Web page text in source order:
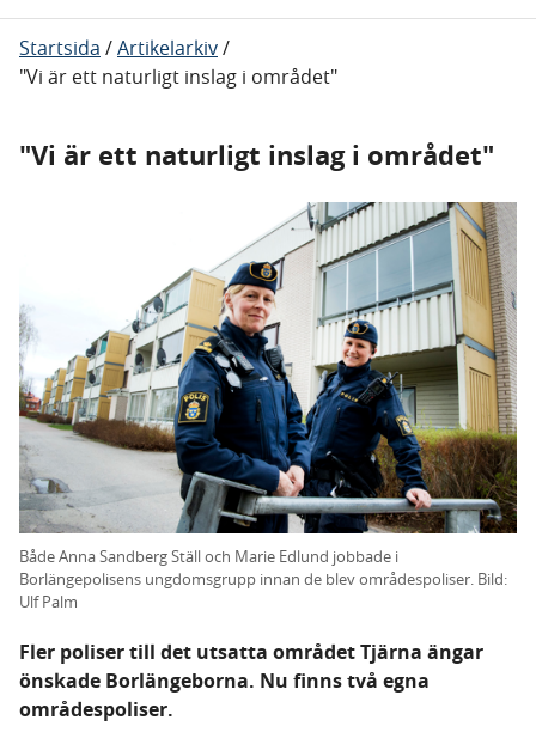
Startsida /Artikelarkiv/
"Vi är ett naturligt inslag i området"
"Vi är ett naturligt inslag i området"
Både Anna Sandberg Ställ och Marie Edlund jobbade i
Borlängepolisens ungdomsgrupp innan de blev områdespoliser. Bild:
Ulf Palm
Fler poliser till det utsatta området Tjärna ängar
önskade Borlängeborna. Nu finns två egna
områdespoliser.